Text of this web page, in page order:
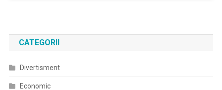
CATEGORII
Divertisment
Economic